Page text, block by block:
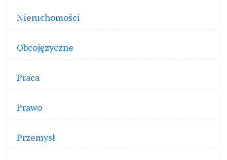
Nieruchomości
Obcojęzyczne
Praca
Prawo
Przemysł